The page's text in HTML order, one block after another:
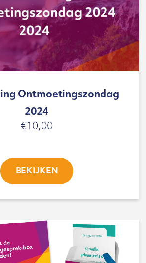
Ontmoetingszondag
2024
€10,00
BEKIJKEN